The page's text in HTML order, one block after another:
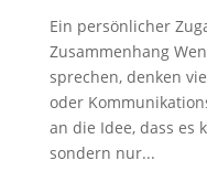
Ein persönlicher
Zusammenhang
sprechen, denken
oder
an die Idee, dass es
sondern nur...